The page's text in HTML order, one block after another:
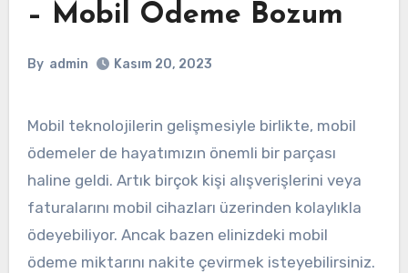
– Mobil Ödeme Bozum
By admin Kasım 20, 2023
Mobil teknolojilerin gelişmesiyle birlikte, mobil
ödemeler de hayatımızın önemli bir parçası
haline geldi. Artık birçok kişi alışverişlerini veya
faturalarını mobil cihazları üzerinden kolaylıkla
ödeyebiliyor. Ancak bazen elinizdeki mobil
ödeme miktarını nakite çevirmek isteyebilirsiniz.